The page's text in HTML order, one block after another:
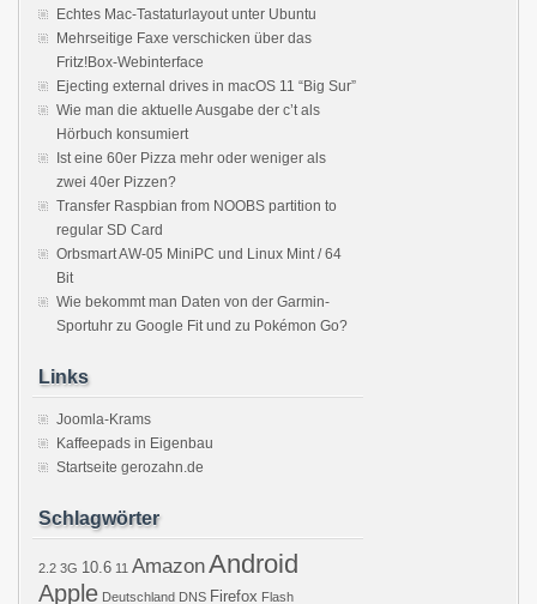
Echtes Mac-Tastaturlayout unter Ubuntu
Mehrseitige Faxe verschicken über das
Fritz!Box-Webinterface
Ejecting external drives in macOS 11 “Big Sur”
Wie man die aktuelle Ausgabe der c’t als
Hörbuch konsumiert
Ist eine 60er Pizza mehr oder weniger als
zwei 40er Pizzen?
Transfer Raspbian from NOOBS partition to
regular SD Card
Orbsmart AW-05 MiniPC und Linux Mint / 64
Bit
Wie bekommt man Daten von der Garmin-
Sportuhr zu Google Fit und zu Pokémon Go?
Links
Joomla-Krams
Kaffeepads in Eigenbau
Startseite gerozahn.de
Schlagwörter
2.2 3G 10.6 11 AmazonAndroid
Apple Deutschland DNS Firefox Flash